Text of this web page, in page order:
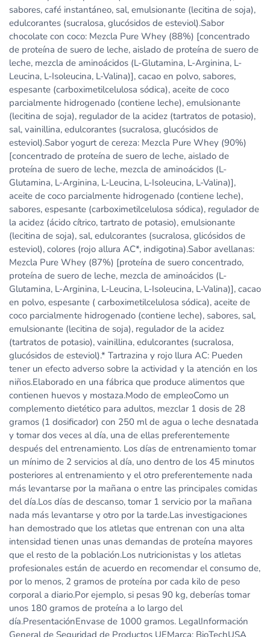
sabores, café instantáneo, sal, emulsionante (lecitina de soja),
edulcorantes (sucralosa, glucósidos de esteviol).Sabor
chocolate con coco: Mezcla Pure Whey (88%) [concentrado
de proteína de suero de leche, aislado de proteína de suero de
leche, mezcla de aminoácidos (L-Glutamina, L-Arginina, L-
Leucina, L-Isoleucina, L-Valina)], cacao en polvo, sabores,
espesante (carboximetilcelulosa sódica), aceite de coco
parcialmente hidrogenado (contiene leche), emulsionante
(lecitina de soja), regulador de la acidez (tartratos de potasio),
sal, vainillina, edulcorantes (sucralosa, glucósidos de
esteviol).Sabor yogurt de cereza: Mezcla Pure Whey (90%)
[concentrado de proteína de suero de leche, aislado de
proteína de suero de leche, mezcla de aminoácidos (L-
Glutamina, L-Arginina, L-Leucina, L-Isoleucina, L-Valina)],
aceite de coco parcialmente hidrogenado (contiene leche),
sabores, espesante (carboximetilcelulosa sódica), regulador de
la acidez (ácido cítrico, tartrato de potasio), emulsionante
(lecitina de soja), sal, edulcorantes (sucralosa, glicósidos de
esteviol), colores (rojo allura AC*, indigotina).Sabor avellanas:
Mezcla Pure Whey (87%) [proteína de suero concentrado,
proteína de suero de leche, mezcla de aminoácidos (L-
Glutamina, L-Arginina, L-Leucina, L-Isoleucina, L-Valina)], cacao
en polvo, espesante ( carboximetilcelulosa sódica), aceite de
coco parcialmente hidrogenado (contiene leche), sabores, sal,
emulsionante (lecitina de soja), regulador de la acidez
(tartratos de potasio), vainillina, edulcorantes (sucralosa,
glucósidos de esteviol).* Tartrazina y rojo llura AC: Pueden
tener un efecto adverso sobre la actividad y la atención en los
niños.Elaborado en una fábrica que produce alimentos que
contienen huevos y mostaza.Modo de empleoComo un
complemento dietético para adultos, mezclar 1 dosis de 28
gramos (1 dosificador) con 250 ml de agua o leche desnatada
y tomar dos veces al día, una de ellas preferentemente
después del entrenamiento. Los días de entrenamiento tomar
un mínimo de 2 servicios al día, uno dentro de los 45 minutos
posteriores al entrenamiento y el otro preferentemente nada
más levantarse por la mañana o entre las principales comidas
del día.Los días de descanso, tomar 1 servicio por la mañana
nada más levantarse y otro por la tarde.Las investigaciones
han demostrado que los atletas que entrenan con una alta
intensidad tienen unas unas demandas de proteína mayores
que el resto de la población.Los nutricionistas y los atletas
profesionales están de acuerdo en recomendar el consumo de,
por lo menos, 2 gramos de proteína por cada kilo de peso
corporal a diario.Por ejemplo, si pesas 90 kg, deberías tomar
unos 180 gramos de proteína a lo largo del
día.PresentaciónEnvase de 1000 gramos. LegalInformación